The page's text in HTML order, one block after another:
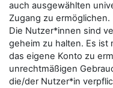
auch ausgewählten
Zugang zu ermöglichen.
Die Nutzer*innen sind
geheim zu halten. Es
das eigene Konto zu
unrechtmäßigen
die/der Nutzer*in